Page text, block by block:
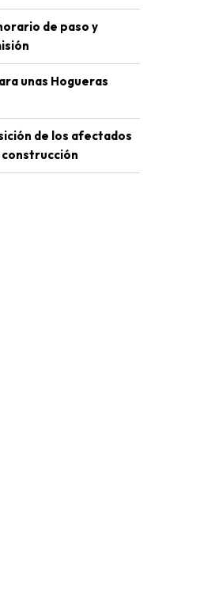
de paso y
unas Hogueras
de los afectados
construcción